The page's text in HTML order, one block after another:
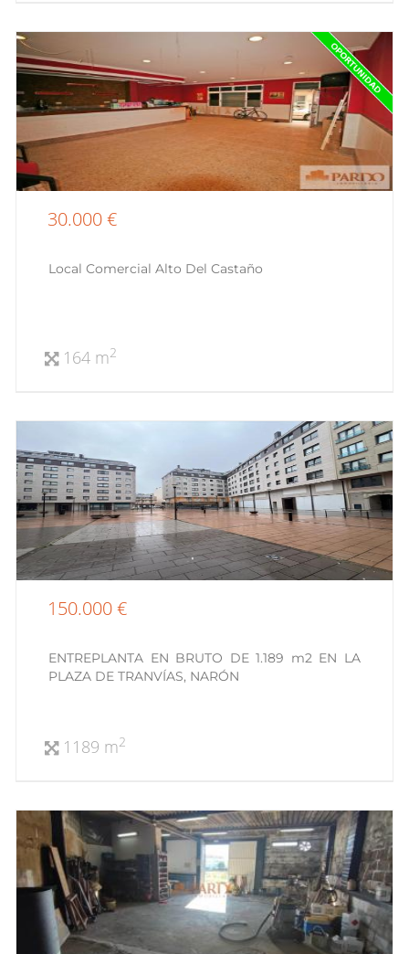
30.000 €
Local Comercial Alto Del Castaño
164 m2
150.000 €
ENTREPLANTA EN BRUTO DE 1.189 m2 EN LA
PLAZA DE TRANVÍAS, NARÓN
1189 m2